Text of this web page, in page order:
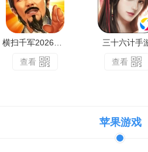
查看
三十六计手
查看
苹果游戏